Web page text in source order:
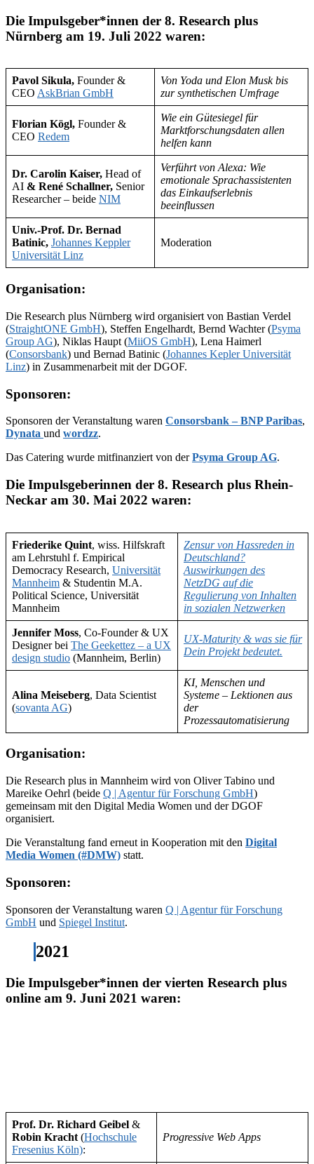
Die Impulsgeber*innen der 8. Research plus
Nürnberg am 19. Juli 2022 waren:
Pavol Sikula, Founder &
CEO AskBrian GmbH
Von Yoda und Elon Musk bis
zur synthetischen Umfrage
Florian Kögl, Founder &
CEO Redem
Wie ein Gütesiegel für
Marktforschungsdaten allen
helfen kann
Dr. Carolin Kaiser, Head of
AI & René Schallner, Senior
Researcher – beide NIM
Verführt von Alexa: Wie
emotionale Sprachassistenten
das Einkaufserlebnis
beeinflussen
Univ.-Prof. Dr. Bernad
Batinic, Johannes Keppler
Universität Linz
Moderation
Organisation:
Die Research plus Nürnberg wird organisiert von Bastian Verdel
(StraightONE GmbH), Steffen Engelhardt, Bernd Wachter (Psyma
Group AG), Niklas Haupt (MiiOS GmbH), Lena Haimerl
(Consorsbank) und Bernad Batinic (Johannes Kepler Universität
Linz) in Zusammenarbeit mit der DGOF.
Sponsoren:
Sponsoren der Veranstaltung waren Consorsbank – BNP Paribas,
Dynata und wordzz.
Das Catering wurde mitfinanziert von derPsyma Group AG.
Die Impulsgeberinnen der 8. Research plus Rhein-
Neckar am 30. Mai 2022 waren:
Friederike Quint, wiss. Hilfskraft
am Lehrstuhl f. Empirical
Democracy Research, Universität
Mannheim & Studentin M.A.
Political Science, Universität
Mannheim
Zensur von Hassreden in
Deutschland?
Auswirkungen des
NetzDG auf die
Regulierung von Inhalten
in sozialen Netzwerken
Jennifer Moss, Co-Founder & UX
Designer bei The Geekettez – a UX
design studio (Mannheim, Berlin)
UX-Maturity & was sie für
Dein Projekt bedeutet.
Alina Meiseberg, Data Scientist
(sovanta AG)
KI, Menschen und
Systeme – Lektionen aus
der
Prozessautomatisierung
Organisation:
Die Research plus in Mannheim wird von Oliver Tabino und
Mareike Oehrl (beide Q | Agentur für Forschung GmbH)
gemeinsam mit den Digital Media Women und der DGOF
organisiert.
Die Veranstaltung fand erneut in Kooperation mit den Digital
Media Women (#DMW) statt.
Sponsoren:
Sponsoren der Veranstaltung waren Q | Agentur für Forschung
GmbH und Spiegel Institut.
2021
Die Impulsgeber*innen der vierten Research plus
online am 9. Juni 2021 waren:
Prof. Dr. Richard Geibel &
Robin Kracht (Hochschule
Fresenius Köln):
Progressive Web Apps